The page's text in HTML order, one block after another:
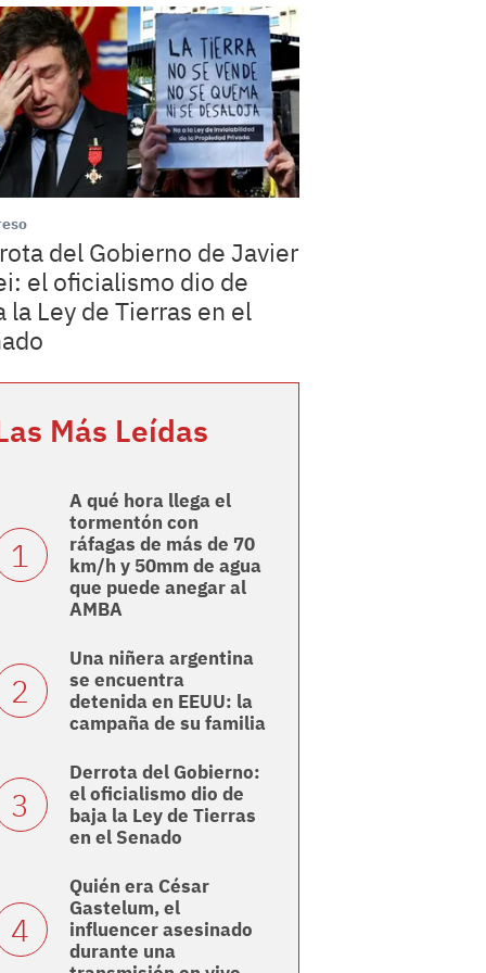
del Gobierno de Javier
el oficialismo dio de
la Ley de Tierras en el
Más Leídas
A qué hora llega el
tormentón con
ráfagas de más de 70
km/h y 50mm de agua
que puede anegar al
AMBA
Una niñera argentina
se encuentra
detenida en EEUU: la
campaña de su familia
Derrota del Gobierno:
el oficialismo dio de
baja la Ley de Tierras
en el Senado
Quién era César
Gastelum, el
influencer asesinado
durante una